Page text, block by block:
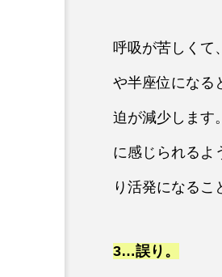
呼吸が苦しくて
や半座位になる
迫が減少します
に感じられるよ
り活発になるこ
3…誤り。